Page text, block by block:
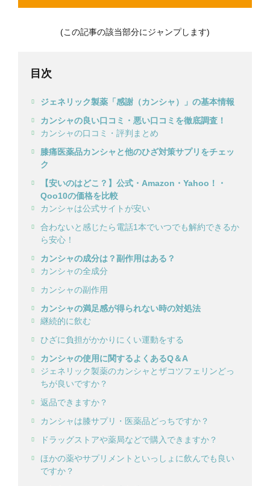
(この記事の該当部分にジャンプします)
目次
ジェネリック製薬「感謝（カンシャ）」の基本情報
カンシャの良い口コミ・悪い口コミを徹底調査！
カンシャの口コミ・評判まとめ
膝痛医薬品カンシャと他のひざ対策サプリをチェッ
ク
【安いのはどこ？】公式・Amazon・Yahoo！・
Qoo10の価格を比較
カンシャは公式サイトが安い
合わないと感じたら電話1本でいつでも解約できるか
ら安心！
カンシャの成分は？副作用はある？
カンシャの全成分
カンシャの副作用
カンシャの満足感が得られない時の対処法
継続的に飲む
ひざに負担がかかりにくい運動をする
カンシャの使用に関するよくあるQ＆A
ジェネリック製薬のカンシャとザコツフェリンどっ
ちが良いですか？
返品できますか？
カンシャは膝サプリ・医薬品どっちですか？
ドラッグストアや薬局などで購入できますか？
ほかの薬やサプリメントといっしょに飲んでも良い
ですか？